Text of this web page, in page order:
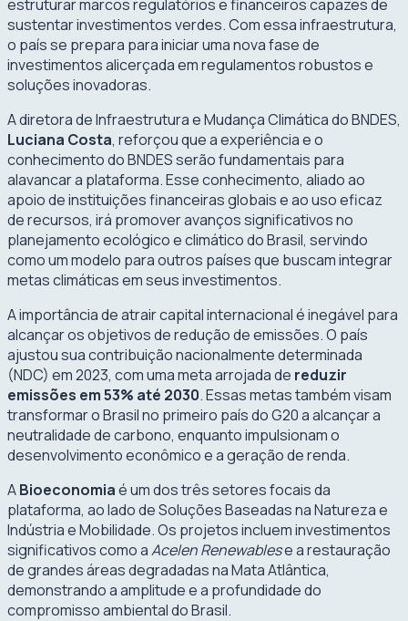
estruturar marcos regulatórios e financeiros capazes de
sustentar investimentos verdes. Com essa infraestrutura,
o país se prepara para iniciar uma nova fase de
investimentos alicerçada em regulamentos robustos e
soluções inovadoras.
A diretora de Infraestrutura e Mudança Climática do BNDES,
Luciana Costa, reforçou que a experiência e o
conhecimento do BNDES serão fundamentais para
alavancar a plataforma. Esse conhecimento, aliado ao
apoio de instituições financeiras globais e ao uso eficaz
de recursos, irá promover avanços significativos no
planejamento ecológico e climático do Brasil, servindo
como um modelo para outros países que buscam integrar
metas climáticas em seus investimentos.
A importância de atrair capital internacional é inegável para
alcançar os objetivos de redução de emissões. O país
ajustou sua contribuição nacionalmente determinada
(NDC) em 2023, com uma meta arrojada de reduzir
emissões em 53% até 2030. Essas metas também visam
transformar o Brasil no primeiro país do G20 a alcançar a
neutralidade de carbono, enquanto impulsionam o
desenvolvimento econômico e a geração de renda.
ABioeconomiaé um dos três setores focais da
plataforma, ao lado de Soluções Baseadas na Natureza e
Indústria e Mobilidade. Os projetos incluem investimentos
significativos como aAcelen Renewablese a restauração
de grandes áreas degradadas na Mata Atlântica,
demonstrando a amplitude e a profundidade do
compromisso ambiental do Brasil.